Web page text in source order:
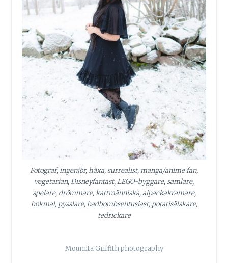
Fotograf, ingenjör, häxa, surrealist, manga/anime fan,
vegetarian, Disneyfantast, LEGO-byggare, samlare,
spelare, drömmare, kattmänniska, alpackakramare,
bokmal, pysslare, badbombsentusiast, potatisälskare,
tedrickare
Moumita Griffith photography